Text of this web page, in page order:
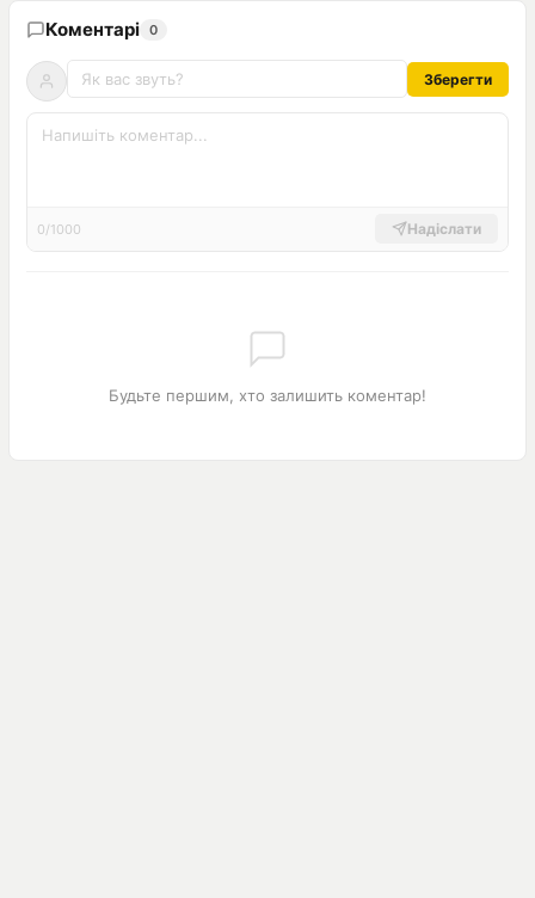
Коментарі 0
Зберегти
0/1000 Надіслати
Будьте першим, хто залишить коментар!